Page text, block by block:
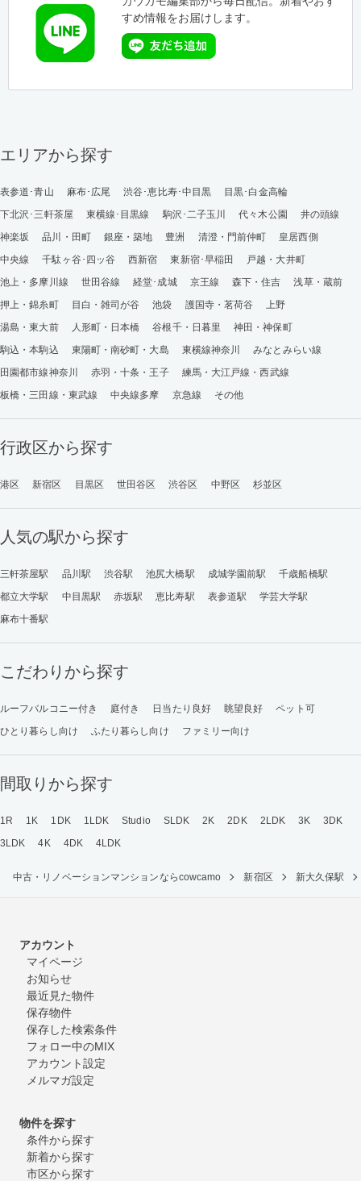
すめ情報をお届けします。
エリアから探す
表参道･青山 麻布･広尾 渋谷･恵比寿･中目黒
目黒･白金高輪
下北沢･三軒茶屋
東横線･目黒線 駒沢･二子玉川 代々木公園
井の頭線
神楽坂
品川・田町 銀座・築地 豊洲 清澄・門前仲町
皇居西側
中央線
千駄ヶ谷･四ッ谷 西新宿 東新宿･早稲田
戸越・大井町
池上・多摩川線
世田谷線 経堂･成城 京王線 森下・住吉
浅草・蔵前
押上・錦糸町
目白・雑司が谷 池袋 護国寺・茗荷谷
上野
湯島・東大前
人形町・日本橋 谷根千・日暮里
神田・神保町
駒込・本駒込
東陽町・南砂町・大島 東横線神奈川
みなとみらい線
田園都市線神奈川
赤羽・十条・王子
練馬・大江戸線・西武線
板橋・三田線・東武線
中央線多摩 京急線 その他
行政区から探す
港区 新宿区 目黒区 世田谷区 渋谷区 中野区 杉並区
人気の駅から探す
三軒茶屋駅 品川駅 渋谷駅 池尻大橋駅 成城学園前駅
千歳船橋駅
都立大学駅
中目黒駅 赤坂駅 恵比寿駅 表参道駅
学芸大学駅
麻布十番駅
こだわりから探す
ルーフバルコニー付き 庭付き 日当たり良好 眺望良好
ペット可
ひとり暮らし向け
ふたり暮らし向け ファミリー向け
間取りから探す
1R 1K 1DK 1LDK Studio SLDK 2K 2DK 2LDK 3K
3DK
3LDK
4K 4DK 4LDK
中古・リノベーションマンションならcowcamo 新宿区 新大久保駅
アカウント
マイページ
お知らせ
最近見た物件
保存物件
保存した検索条件
フォロー中のMIX
アカウント設定
メルマガ設定
物件を探す
条件から探す
新着から探す
市区から探す